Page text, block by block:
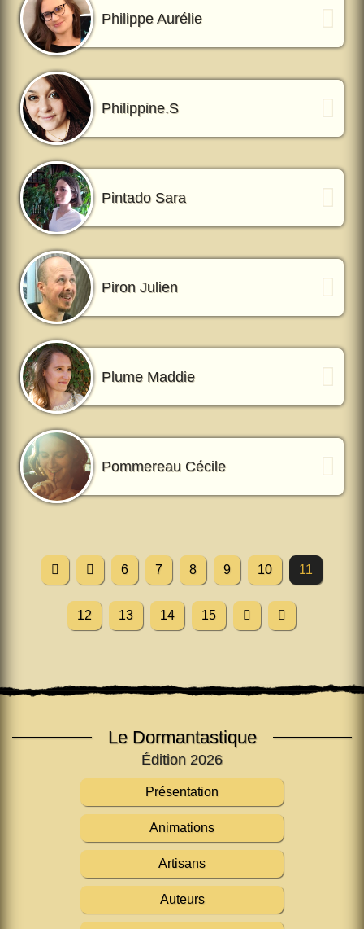
Le Dormantastique
Édition 2026
Présentation
Animations
Artisans
Auteurs
Philippe Aurélie
Philippine.S
Pintado Sara
Piron Julien
Plume Maddie
Pommereau Cécile
6 7 8 9 10 11
12 13 14 15